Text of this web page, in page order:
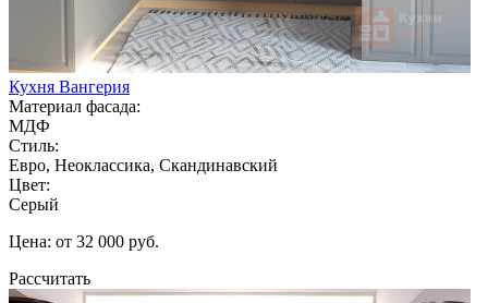
Кухня Вангерия
Материал фасада:
МДФ
Стиль:
Евро, Неоклассика, Скандинавский
Цвет:
Серый
Цена: от 32 000 руб.
Рассчитать